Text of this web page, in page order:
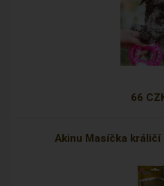
66
Akinu Masíčka králičí